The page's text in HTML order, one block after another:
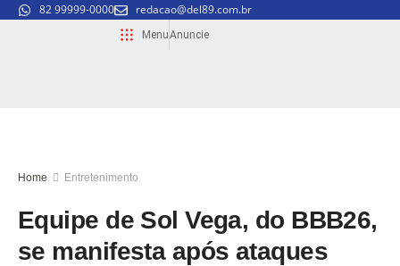
82 99999-0000 redacao@del89.com.br
MenuAnuncie
Home Entretenimento
Equipe de Sol Vega, do BBB26,
se manifesta após ataques